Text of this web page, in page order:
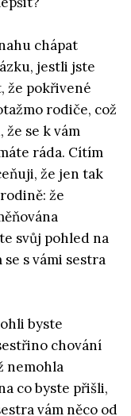
chápat
jestli jste
že pokřivené
rodiče, což
se k vám
ráda. Cítím
že jen tak
že
svůj pohled na
s vámi sestra
byste
chování
nemohla
co byste přišli,
vám něco od